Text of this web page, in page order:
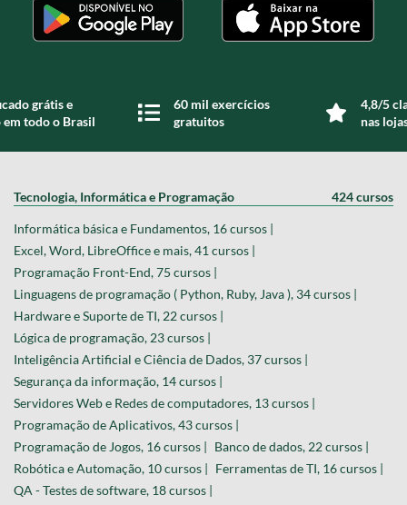
grátis e
todo o Brasil
60 mil exercícios
gratuitos
4,8/5
nas
Tecnologia, Informática e Programação 424 cursos
Informática básica e Fundamentos, 16 cursos |
Excel, Word, LibreOffice e mais, 41 cursos |
Programação Front-End, 75 cursos |
Linguagens de programação ( Python, Ruby, Java ), 34 cursos |
Hardware e Suporte de TI, 22 cursos |
Lógica de programação, 23 cursos |
Inteligência Artificial e Ciência de Dados, 37 cursos |
Segurança da informação, 14 cursos |
Servidores Web e Redes de computadores, 13 cursos |
Programação de Aplicativos, 43 cursos |
Programação de Jogos, 16 cursos | Banco de dados, 22 cursos |
Robótica e Automação, 10 cursos | Ferramentas de TI, 16 cursos |
QA - Testes de software, 18 cursos |